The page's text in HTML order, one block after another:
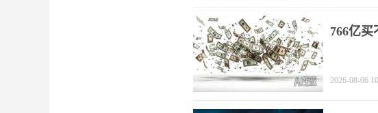
766亿
2026-08-06